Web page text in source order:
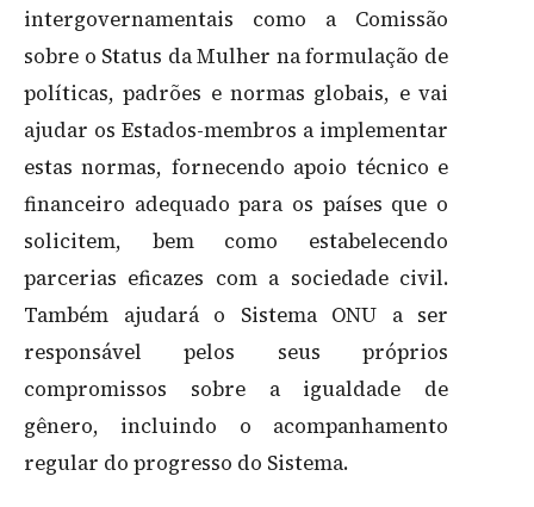
intergovernamentais como a Comissão
sobre o Status da Mulher na formulação de
políticas, padrões e normas globais, e vai
ajudar os Estados-membros a implementar
estas normas, fornecendo apoio técnico e
financeiro adequado para os países que o
solicitem, bem como estabelecendo
parcerias eficazes com a sociedade civil.
Também ajudará o Sistema ONU a ser
responsável pelos seus próprios
compromissos sobre a igualdade de
gênero, incluindo o acompanhamento
regular do progresso do Sistema.